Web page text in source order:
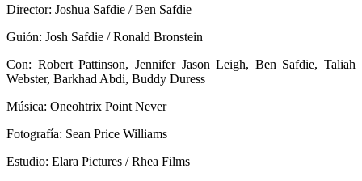
Director: Joshua Safdie / Ben Safdie
Guión: Josh Safdie / Ronald Bronstein
Con: Robert Pattinson, Jennifer Jason Leigh, Ben Safdie, Taliah
Webster, Barkhad Abdi, Buddy Duress
Música: Oneohtrix Point Never
Fotografía: Sean Price Williams
Estudio: Elara Pictures / Rhea Films